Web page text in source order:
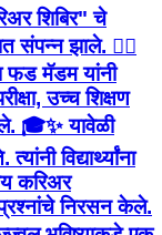
शिबिर" चे
संपन्न झाले. 👮‍♂️
फड मॅडम यांनी
उच्च शिक्षण
🎓✨ यावेळी
विद्यार्थ्यांना
करिअर
प्रश्नांचे निरसन केले.